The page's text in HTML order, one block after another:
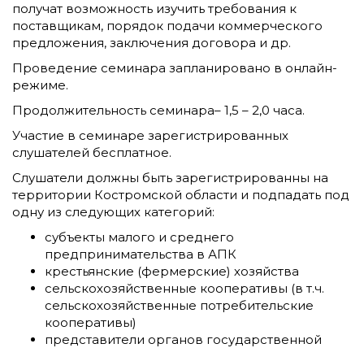
получат возможность изучить требования к
поставщикам, порядок подачи коммерческого
предложения, заключения договора и др.
Проведение семинара запланировано в онлайн-
режиме.
Продолжительность семинара– 1,5 – 2,0 часа.
Участие в семинаре зарегистрированных
слушателей бесплатное.
Слушатели должны быть зарегистрированны на
территории Костромской области и подпадать под
одну из следующих категорий:
субъекты малого и среднего
предпринимательства в АПК
крестьянские (фермерские) хозяйства
сельскохозяйственные кооперативы (в т.ч.
сельскохозяйственные потребительские
кооперативы)
представители органов государственной